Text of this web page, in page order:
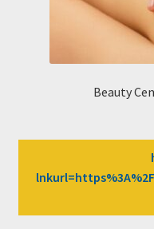
Beauty